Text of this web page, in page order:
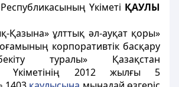
Үкіметі ҚАУЛЫ
Қазына» ұлттық әл-ауқат қоры»
корпоративтік басқару
туралы» Қазақстан
Үкіметінің 2012 жылғы 5